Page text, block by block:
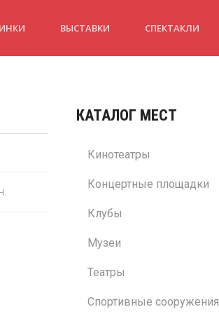
ВЫСТАВКИ СПЕКТАКЛИ
КАТАЛОГ МЕСТ
Кинотеатры
Концертные площадки
Клубы
Музеи
Театры
Спортивные сооружения